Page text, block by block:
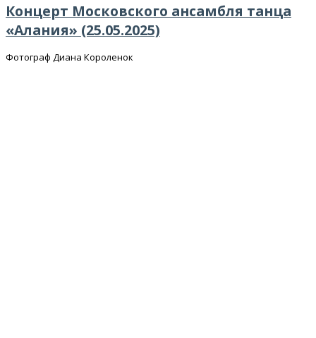
Концерт Московского ансамбля танца
«Алания» (25.05.2025)
Фотограф Диана Короленок